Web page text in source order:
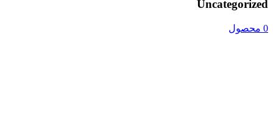
Uncategorized
0 محصول